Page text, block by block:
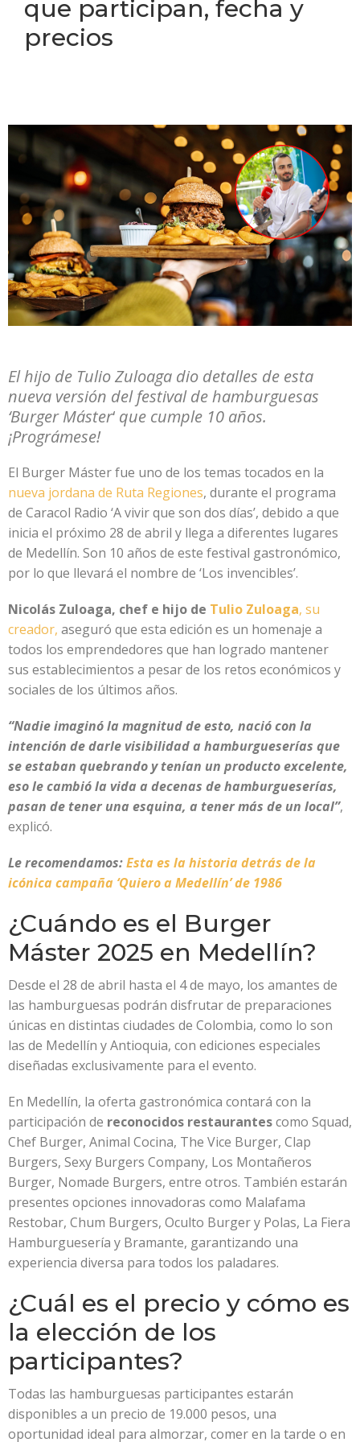
que participan, fecha y
precios
El hijo de Tulio Zuloaga dio detalles de esta
nueva versión del festival de hamburguesas
‘Burger Máster‘ que cumple 10 años.
¡Prográmese!
El Burger Máster fue uno de los temas tocados en la
nueva jordana de Ruta Regiones, durante el programa
de Caracol Radio ‘A vivir que son dos días’, debido a que
inicia el próximo 28 de abril y llega a diferentes lugares
de Medellín. Son 10 años de este festival gastronómico,
por lo que llevará el nombre de ‘Los invencibles’.
Nicolás Zuloaga, chef e hijo de Tulio Zuloaga, su
creador, aseguró que esta edición es un homenaje a
todos los emprendedores que han logrado mantener
sus establecimientos a pesar de los retos económicos y
sociales de los últimos años.
“Nadie imaginó la magnitud de esto, nació con la
intención de darle visibilidad a hamburgueserías que
se estaban quebrando y tenían un producto excelente,
eso le cambió la vida a decenas de hamburgueserías,
pasan de tener una esquina, a tener más de un local”,
explicó.
Le recomendamos:Esta es la historia detrás de la
icónica campaña ‘Quiero a Medellín’ de 1986
¿Cuándo es el Burger
Máster 2025 en Medellín?
Desde el 28 de abril hasta el 4 de mayo, los amantes de
las hamburguesas podrán disfrutar de preparaciones
únicas en distintas ciudades de Colombia, como lo son
las de Medellín y Antioquia, con ediciones especiales
diseñadas exclusivamente para el evento.
En Medellín, la oferta gastronómica contará con la
participación de reconocidos restaurantescomo Squad,
Chef Burger, Animal Cocina, The Vice Burger, Clap
Burgers, Sexy Burgers Company, Los Montañeros
Burger, Nomade Burgers, entre otros. También estarán
presentes opciones innovadoras como Malafama
Restobar, Chum Burgers, Oculto Burger y Polas, La Fiera
Hamburguesería y Bramante, garantizando una
experiencia diversa para todos los paladares.
¿Cuál es el precio y cómo es
la elección de los
participantes?
Todas las hamburguesas participantes estarán
disponibles a un precio de 19.000 pesos, una
oportunidad ideal para almorzar, comer en la tarde o en